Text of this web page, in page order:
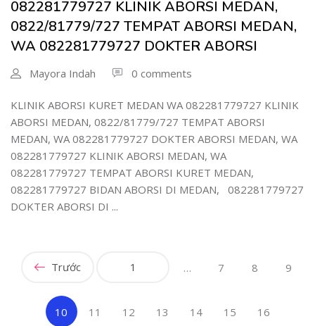
082281779727 KLINIK ABORSI MEDAN,
0822/81779/727 TEMPAT ABORSI MEDAN,
WA 082281779727 DOKTER ABORSI
Mayora Indah 0 comments
KLINIK ABORSI KURET MEDAN WA 082281779727 KLINIK
ABORSI MEDAN, 0822/81779/727 TEMPAT ABORSI
MEDAN, WA 082281779727 DOKTER ABORSI MEDAN, WA
082281779727 KLINIK ABORSI MEDAN, WA
082281779727 TEMPAT ABORSI KURET MEDAN,
082281779727 BIDAN ABORSI DI MEDAN, 082281779727
DOKTER ABORSI DI ...
Trước 1 … 7 8 9
10 (current)
11 12 13 14 15 16